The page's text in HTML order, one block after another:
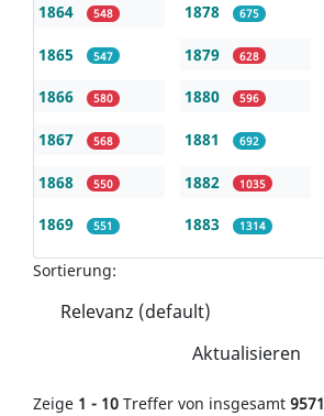
1864 548
1865 547
1866 580
1867 568
1868 550
1869 551
1878 675
1879 628
1880 596
1881 692
1882 1035
1883 1314
Sortierung:
Aktualisieren
Zeige 1 - 10 Treffer von insgesamt 9571